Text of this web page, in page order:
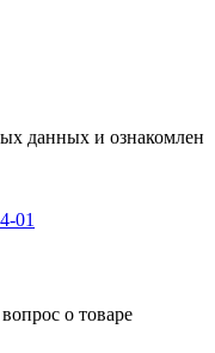
данных и ознакомлен
01
о товаре